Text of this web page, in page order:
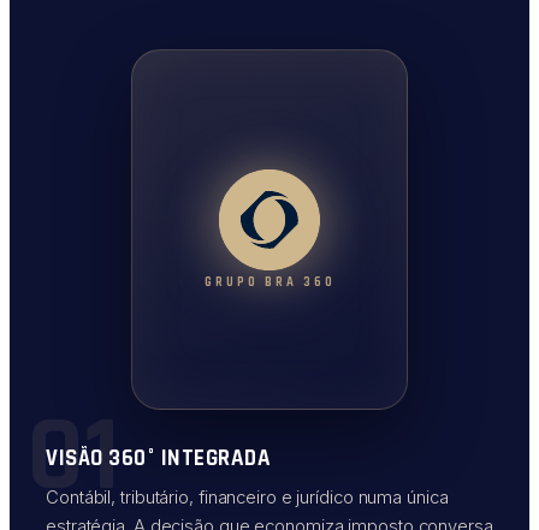
01
VISÃO 360° INTEGRADA
Contábil, tributário, financeiro e jurídico numa única
GRUPO BRA 360